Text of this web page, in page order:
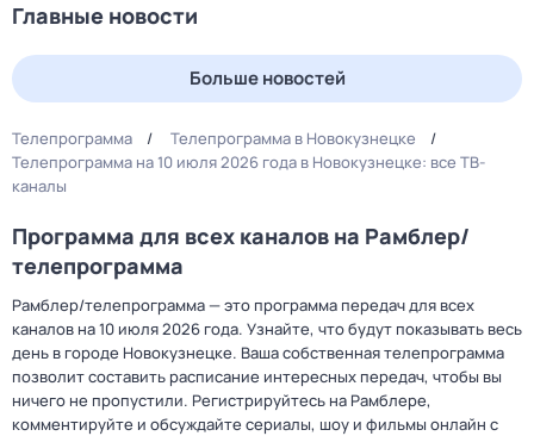
Главные новости
Больше новостей
Телепрограмма
Телепрограмма в Новокузнецке
Телепрограмма на 10 июля 2026 года в Новокузнецке: все ТВ-
каналы
Программа для всех каналов на Рамблер/
телепрограмма
Рамблер/телепрограмма — это программа передач для всех
каналов на 10 июля 2026 года. Узнайте, что будут показывать весь
день в городе Новокузнецке. Ваша собственная телепрограмма
позволит составить расписание интересных передач, чтобы вы
ничего не пропустили. Регистрируйтесь на Рамблере,
комментируйте и обсуждайте сериалы, шоу и фильмы онлайн с